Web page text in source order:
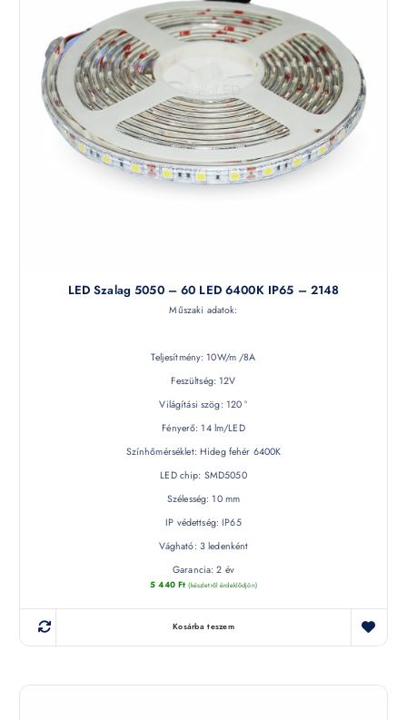
LED Szalag 5050 – 60 LED 6400K IP65 – 2148
Műszaki adatok:
Teljesítmény: 10W/m /8A
Feszültség: 12V
Világítási szög: 120 °
Fényerő: 14 lm/LED
Színhőmérséklet: Hideg fehér 6400K
LED chip: SMD5050
Szélesség: 10 mm
IP védettség: IP65
Vágható: 3 ledenként
Garancia: 2 év
5 440 Ft (készletről érdeklődjön)
Kosárba teszem